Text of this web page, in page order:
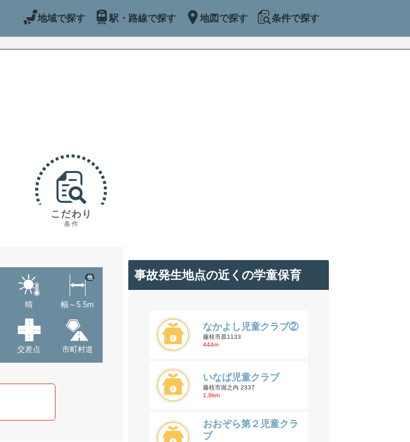
地域で探す 駅・路線で探す 地図で探す 条件で探す
こだわり
条件
晴 幅～5.5m
他
交差点 市町村道
事故発生地点の近くの学童保育
なかよし児童クラブ②
藤枝市原1133
444m
いなば児童クラブ
藤枝市堀之内 2337
1.8km
おおぞら第２児童クラ
ブ